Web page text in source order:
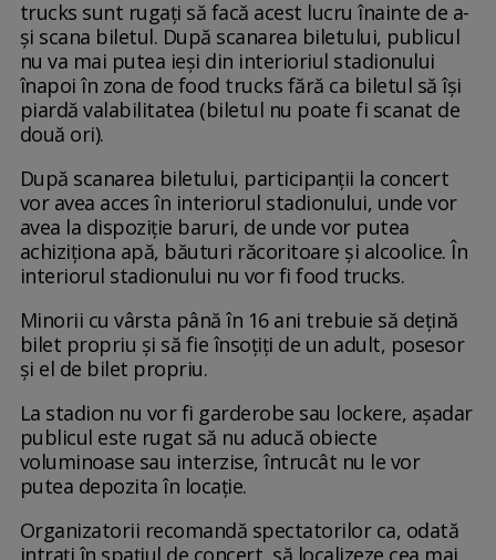
trucks sunt rugaţi să facă acest lucru înainte de a-
şi scana biletul. După scanarea biletului, publicul
nu va mai putea ieşi din interioriul stadionului
înapoi în zona de food trucks fără ca biletul să îşi
piardă valabilitatea (biletul nu poate fi scanat de
două ori).
După scanarea biletului, participanţii la concert
vor avea acces în interiorul stadionului, unde vor
avea la dispoziţie baruri, de unde vor putea
achiziţiona apă, băuturi răcoritoare şi alcoolice. În
interiorul stadionului nu vor fi food trucks.
Minorii cu vârsta până în 16 ani trebuie să deţină
bilet propriu şi să fie însoţiţi de un adult, posesor
şi el de bilet propriu.
La stadion nu vor fi garderobe sau lockere, aşadar
publicul este rugat să nu aducă obiecte
voluminoase sau interzise, întrucât nu le vor
putea depozita în locaţie.
Organizatorii recomandă spectatorilor ca, odată
intraţi în spaţiul de concert, să localizeze cea mai